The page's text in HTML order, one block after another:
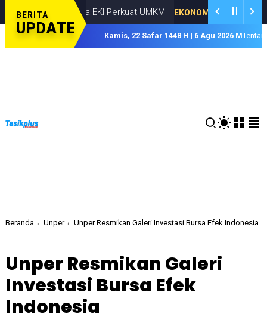
BERITA
UPDATE
Desa EKI Perkuat UMKM EKONOMI AUGUSTUS 05, 2026
Kamis, 22 Safar 1448 H | 6 Agu 2026 M
Beranda Unper Unper Resmikan Galeri Investasi Bursa Efek Indonesia
Unper Resmikan Galeri
Investasi Bursa Efek
Indonesia